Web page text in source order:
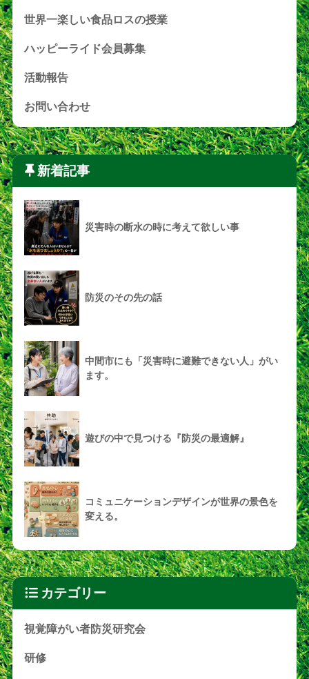
世界一楽しい食品ロスの授業
ハッピーライド会員募集
活動報告
お問い合わせ
新着記事
災害時の断水の時に考えて欲しい事
防災のその先の話
中間市にも「災害時に避難できない人」がい
ます。
遊びの中で見つける『防災の最適解』
コミュニケーションデザインが世界の景色を
変える。
カテゴリー
視覚障がい者防災研究会
研修